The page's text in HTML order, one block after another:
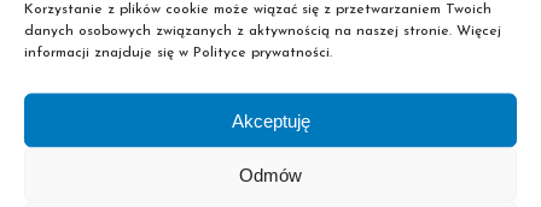
Korzystanie z plików cookie może wiązać się z przetwarzaniem Twoich
danych osobowych związanych z aktywnością na naszej stronie. Więcej
informacji znajduje się w Polityce prywatności.
Akceptuję
Odmów
Sekretariat szkoły Pascal znajduje się pod
adresem ul. Uniwersytecka 13/1
Tel. 32 307 54 88